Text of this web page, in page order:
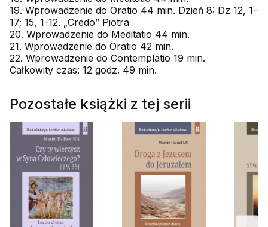
19. Wprowadzenie do Oratio 44 min. Dzień 8: Dz 12, 1-
17; 15, 1-12. „Credo” Piotra
20. Wprowadzenie do Meditatio 44 min.
21. Wprowadzenie do Oratio 42 min.
22. Wprowadzenie do Contemplatio 19 min.
Całkowity czas: 12 godz. 49 min.
Pozostałe książki z tej serii